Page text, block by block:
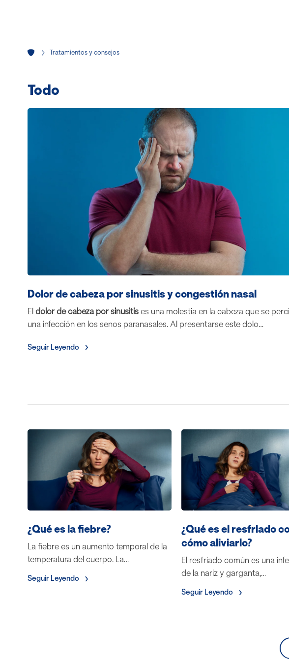
Tratamientos y consejos
Todo
Dolor de cabeza por sinusitis y congestión nasal
Eldolor de cabeza por sinusitises una molestia en la cabeza que se
una infección en los senos paranasales. Al presentarse este dolo…
Seguir Leyendo
¿Qué es la fiebre?
La fiebre es un aumento temporal de la
temperatura del cuerpo. La…
Seguir Leyendo
¿Qué es el resfriado
cómo aliviarlo?
El resfriado común es una
de la nariz y garganta,…
Seguir Leyendo